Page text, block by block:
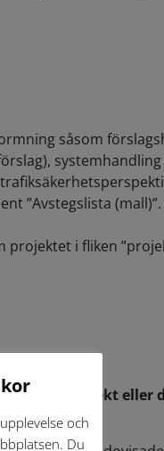
såsom
”Avstegslista (mall)”.
i fliken
projekt eller
och
Du